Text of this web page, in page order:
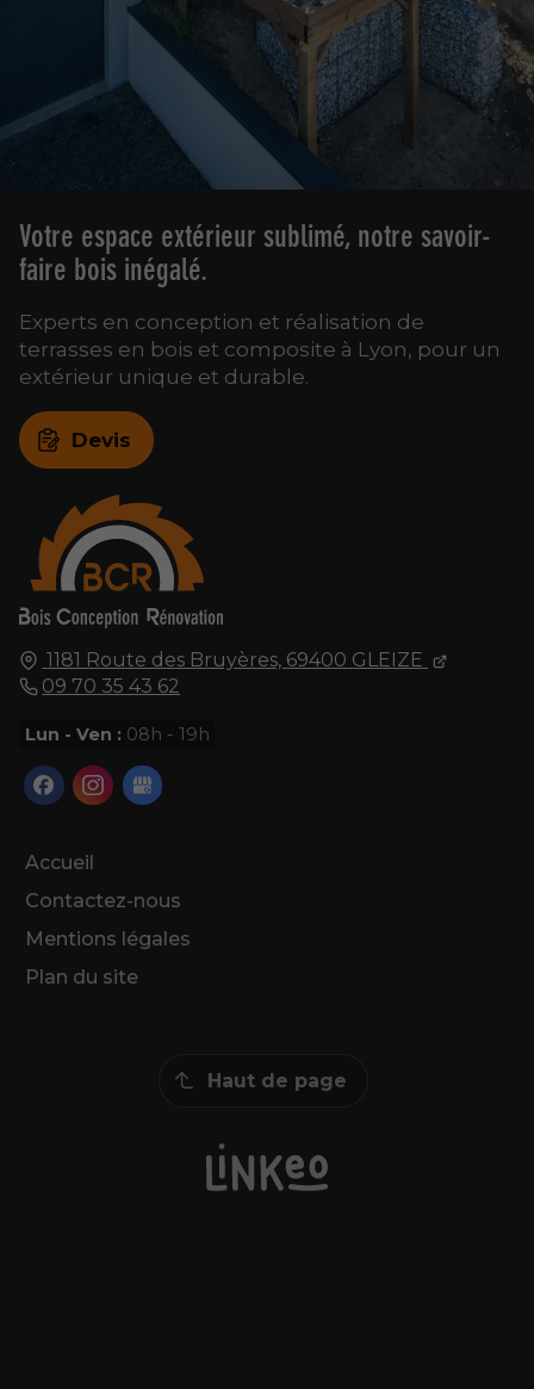
1181 Route des Bruyères, 69400 GLEIZE
09 70 35 43 62
Lun - Ven : 08h - 19h
Accueil
Contactez-nous
Mentions légales
Plan du site
Votre espace extérieur sublimé, notre savoir-
faire bois inégalé.
Experts en conception et réalisation de
terrasses en bois et composite à Lyon, pour un
extérieur unique et durable.
Devis
Haut de page